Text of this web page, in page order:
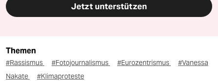
Jetzt unterstützen
Themen
#Rassismus #Fotojournalismus #Eurozentrismus
#Vanessa
Nakate
#Klimaproteste